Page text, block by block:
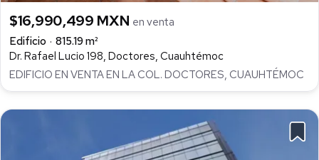
$16,990,499 MXN en venta
Edificio
815.19 m²
Dr. Rafael Lucio 198, Doctores, Cuauhtémoc
EDIFICIO EN VENTA EN LA COL. DOCTORES, CUAUHTÉMOC